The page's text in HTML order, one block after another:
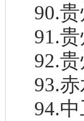
90.
91.
92.
93.
94.